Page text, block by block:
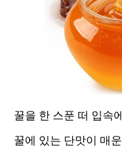
꿀을 한 스푼 떠 입속
꿀에 있는 단맛이 매